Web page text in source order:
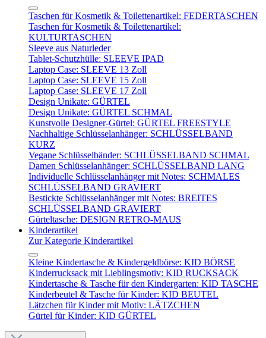
Taschen für Kosmetik & Toilettenartikel: FEDERTASCHEN
Taschen für Kosmetik & Toilettenartikel:
KULTURTASCHEN
Sleeve aus Naturleder
Tablet-Schutzhülle: SLEEVE IPAD
Laptop Case: SLEEVE 13 Zoll
Laptop Case: SLEEVE 15 Zoll
Laptop Case: SLEEVE 17 Zoll
Design Unikate: GÜRTEL
Design Unikate: GÜRTEL SCHMAL
Kunstvolle Designer-Gürtel: GÜRTEL FREESTYLE
Nachhaltige Schlüsselanhänger: SCHLÜSSELBAND
KURZ
Vegane Schlüsselbänder: SCHLÜSSELBAND SCHMAL
Damen Schlüsselanhänger: SCHLÜSSELBAND LANG
Individuelle Schlüsselanhänger mit Notes: SCHMALES
SCHLÜSSELBAND GRAVIERT
Bestickte Schlüsselanhänger mit Notes: BREITES
SCHLÜSSELBAND GRAVIERT
Gürteltasche: DESIGN RETRO-MAUS
Kinderartikel
Zur Kategorie Kinderartikel
Kleine Kindertasche & Kindergeldbörse: KID BÖRSE
Kinderrucksack mit Lieblingsmotiv: KID RUCKSACK
Kindertasche & Tasche für den Kindergarten: KID TASCHE
Kinderbeutel & Tasche für Kinder: KID BEUTEL
Lätzchen für Kinder mit Motiv: LÄTZCHEN
Gürtel für Kinder: KID GÜRTEL